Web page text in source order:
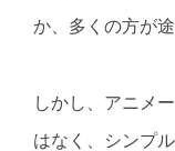
か、多くの方が
しかし、アニメ
はなく、シンプ